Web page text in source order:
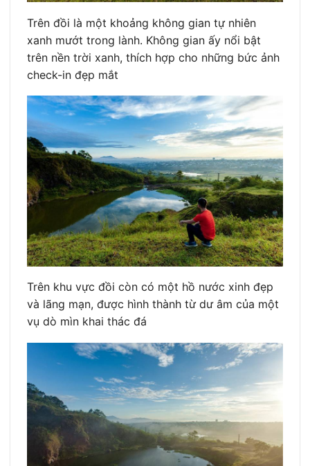
Trên đồi là một khoảng không gian tự nhiên
xanh mướt trong lành. Không gian ấy nổi bật
trên nền trời xanh, thích hợp cho những bức ảnh
check-in đẹp mắt
Trên khu vực đồi còn có một hồ nước xinh đẹp
và lãng mạn, được hình thành từ dư âm của một
vụ dò mìn khai thác đá